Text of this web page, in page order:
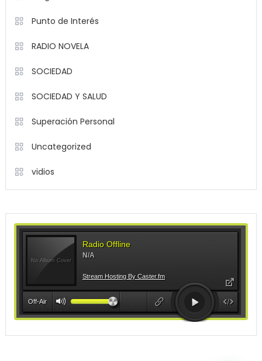
Punto de Interés
RADIO NOVELA
SOCIEDAD
SOCIEDAD Y SALUD
Superación Personal
Uncategorized
vidios